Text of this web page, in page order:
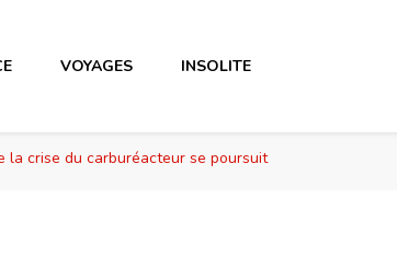
VOYAGES INSOLITE
la crise du carburéacteur se poursuit